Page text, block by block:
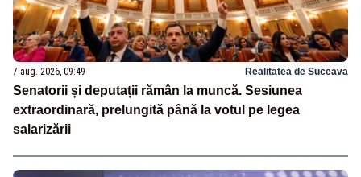
7 aug. 2026, 09:49 Realitatea de Suceava
Senatorii și deputații rămân la muncă. Sesiunea
extraordinară, prelungită până la votul pe legea
salarizării